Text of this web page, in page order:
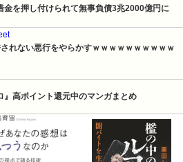
を押し付けられて無事負債3兆2000億円に
れない悪行をやらかすｗｗｗｗｗｗｗｗｗｗ
高ポイント還元中のマンガまとめ